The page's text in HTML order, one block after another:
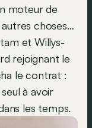
moteur de
choses…
et Willys-
rejoignant le
le contrat :
à avoir
les temps.